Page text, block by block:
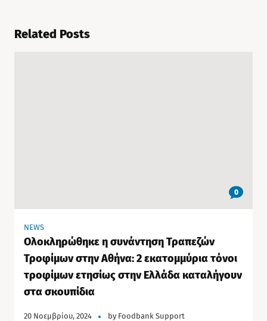
Related Posts
0
NEWS
Ολοκληρώθηκε η συνάντηση Τραπεζών
Τροφίμων στην Αθήνα: 2 εκατομμύρια τόνοι
τροφίμων ετησίως στην Ελλάδα καταλήγουν
στα σκουπίδια
20 Νοεμβρίου, 2024 by Foodbank Support